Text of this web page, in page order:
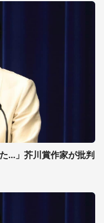
...」芥川賞作家が批判